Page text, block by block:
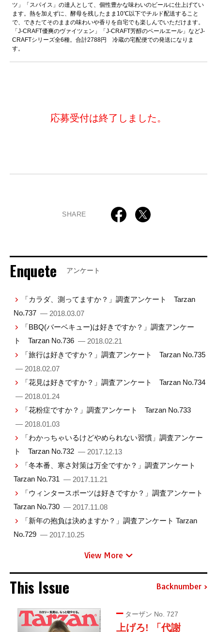
ツ」「スパイス」の達人として、個性豊かな味わいのビールに仕上げてい
ます。熱を加えずに、酵母を残したまま10℃以下でチルド配送すること
で、できたてそのままの味わいや香りを自宅でも楽しんでいただけます。
「J-CRAFT優爽のヴァイツェン」「J-CRAFT芳醇のペールエール」などJ-
CRAFTシリーズ全6種。合計2788円 冷蔵の宅配便での発送になりま
す。
応募受付は終了しました。
SHARE
Enquete アンケート
「カラダ、測ってますか？」調査アンケート Tarzan
No.737 — 2018.03.07
「BBQ(バーベキュー)は好きですか？」調査アンケー
ト Tarzan No.736 — 2018.02.21
「旅行は好きですか？」調査アンケート Tarzan No.735
— 2018.02.07
「花見は好きですか？」調査アンケート Tarzan No.734
— 2018.01.24
「花粉症ですか？」調査アンケート Tarzan No.733
— 2018.01.03
「わかっちゃいるけどやめられない習慣」調査アンケー
ト Tarzan No.732 — 2017.12.13
「冬本番、寒さ対策は万全ですか？」調査アンケート
Tarzan No.731 — 2017.11.21
「ウィンタースポーツは好きですか？」調査アンケート
Tarzan No.730 — 2017.11.08
「新年の抱負は決めますか？」調査アンケート Tarzan
No.729 — 2017.10.25
View More
This Issue Backnumber
ターザン No. 727
上げろ! 「代謝